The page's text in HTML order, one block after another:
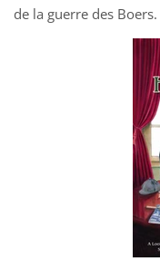
de la guerre des Boers.